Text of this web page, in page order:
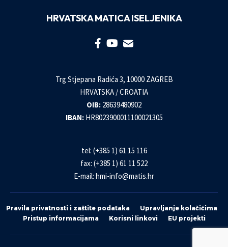
HRVATSKA MATICA ISELJENIKA
Trg Stjepana Radića 3, 10000 ZAGREB
HRVATSKA / CROATIA
OIB: 28639480902
IBAN: HR8023900011100021305
tel: (+385 1) 61 15 116
fax: (+385 1) 61 11 522
E-mail: hmi-info@matis.hr
Pravila privatnosti i zaštite podataka
Upravljanje kolačićima
Pristup informacijama
Korisni linkovi EU projekti